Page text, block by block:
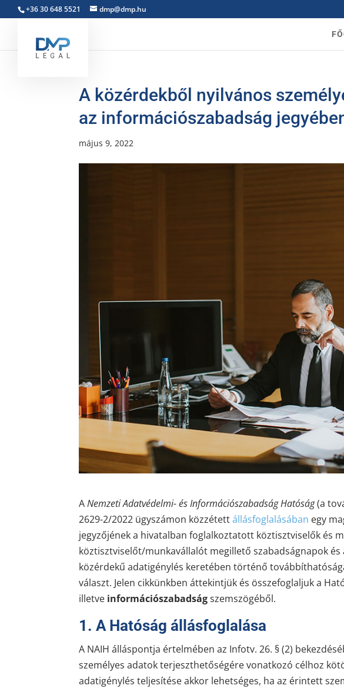
+36 30 648 5521 dmp@dmp.hu
A közérdekből nyilvános
az információszabadság
május 9, 2022
ANemzeti Adatvédelmi- és Információszabadság Hatóság(a
2629-2/2022 ügyszámon közzétettállásfoglalásában egy
jegyzőjének a hivatalban foglalkoztatott köztisztviselők és
köztisztviselőt/munkavállalót megillető szabadságnapok és
közérdekű adatigénylés keretében történő
választ. Jelen cikkünkben áttekintjük és összefoglaljuk a
illetve információszabadságszemszögéből.
1. A Hatóság állásfoglalása
A NAIH álláspontja értelmében az Infotv. 26. § (2)
személyes adatok terjeszthetőségére vonatkozó célhoz
adatigénylés teljesítése akkor lehetséges, ha az érintett